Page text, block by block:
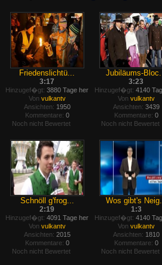
Friedenslichtü...
3:17
Hinzugef�gt: 3880 Tage her
Von vulkantv
Ansichten: 1950
Kommentare: 0
Noch nicht Bewertet
Jubiläums-
3:23
Hinzugef�gt: 4140
Von vulkantv
Ansichten: 3439
Kommentare: 0
Noch nicht Bewertet
Schnöll g'frog...
2:19
Hinzugef�gt: 4091 Tage her
Von vulkantv
Ansichten: 2015
Kommentare: 0
Noch nicht Bewertet
Wos gibt's
1:3
Hinzugef�gt: 4140
Von vulkantv
Ansichten: 1810
Kommentare: 0
Noch nicht Bewertet